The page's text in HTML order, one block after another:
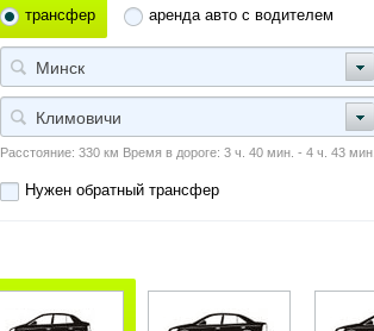
трансфер аренда авто с водителем
Минск
Климовичи
Расстояние: 330 км Время в дороге: 3 ч. 40 мин. - 4 ч. 43 мин.
Нужен обратный трансфер